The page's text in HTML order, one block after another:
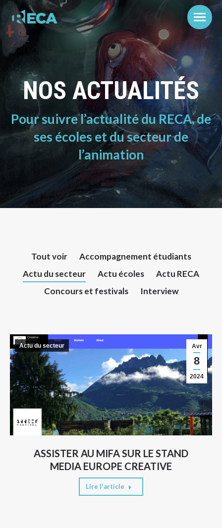
NOS ACTUALITÉS
Pour suivre l’actualité du RECA, de
ses écoles et du secteur de
l’animation
Tout voir
Accompagnement étudiants
Actu du secteur
Actu écoles
Actu RECA
Concours et festivals
Interview
ASSISTER AU MIFA SUR LE STAND
MEDIA EUROPE CREATIVE
Avr
8
2024
Actu du secteur
Lire l'article